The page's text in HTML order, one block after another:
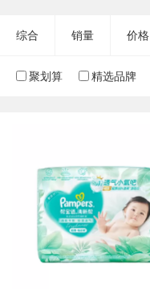
综合 销量 价格
聚划算 精选品牌